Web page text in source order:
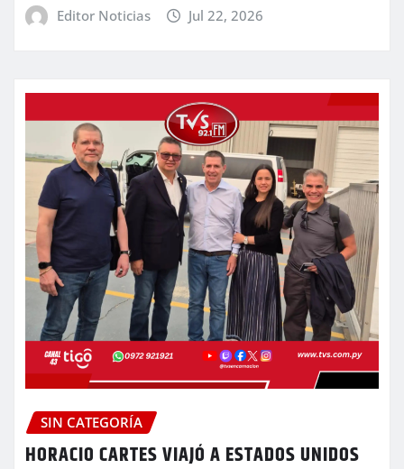
Editor Noticias Jul 22, 2026
SIN CATEGORÍA
HORACIO CARTES VIAJÓ A ESTADOS UNIDOS